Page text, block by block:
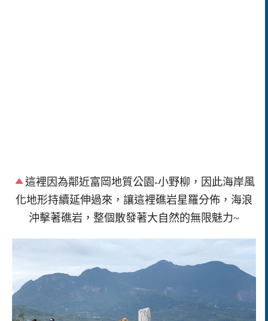
這裡因為鄰近富岡地質公園-小野柳，因此海岸風
化地形持續延伸過來，讓這裡礁岩星羅分佈，海浪
沖擊著礁岩，整個散發著大自然的無限魅力~